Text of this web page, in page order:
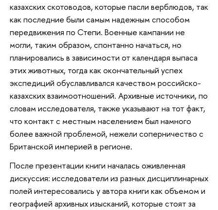
казахских скотоводов, которые пасли верблюдов, так
как последние были самым надежным способом
передвижения по Степи. Военные кампании не
могли, таким образом, спонтанно начаться, но
планировались в зависимости от календаря выпаса
этих животных, тогда как окончательный успех
экспедиций обуславливался качеством российско-
казахских взаимоотношений. Архивные источники, по
словам исследователя, также указывают на тот факт,
что контакт с местным населением был намного
более важной проблемой, нежели соперничество с
Британской империей в регионе.
После презентации книги началась оживленная
дискуссия: исследователи из разных дисциплинарных
полей интересовались у автора книги как объемом и
географией архивных изысканий, которые стоят за